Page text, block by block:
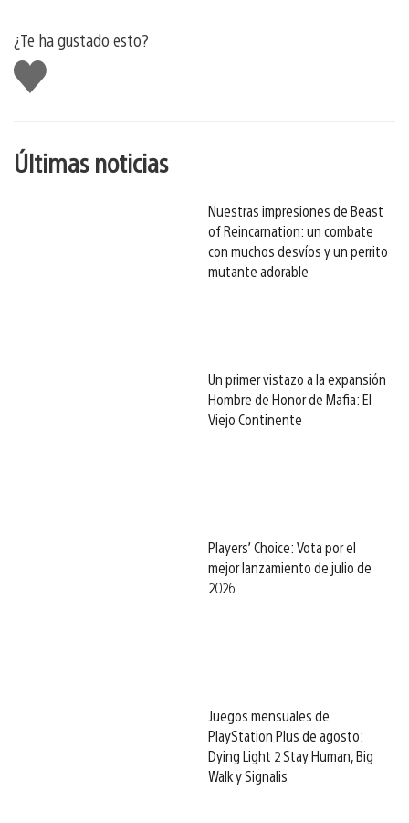
¿Te ha gustado esto?
Me
gusta
Últimas noticias
Nuestras impresiones de Beast
of Reincarnation: un combate
con muchos desvíos y un perrito
mutante adorable
Un primer vistazo a la expansión
Hombre de Honor de Mafia: El
Viejo Continente
Players’ Choice: Vota por el
mejor lanzamiento de julio de
2026
Juegos mensuales de
PlayStation Plus de agosto:
Dying Light 2 Stay Human, Big
Walk y Signalis